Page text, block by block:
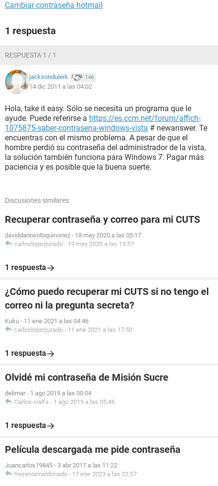
Cambiar contraseña hotmail
1 respuesta
RESPUESTA 1 / 1
jacksondulerk 146
14 dic 2011 a las 04:02
Hola, take it easy. Sólo se necesita un programa que le
ayude. Puede referirse a https://es.ccm.net/forum/affich-
1075875-saber-contrasena-windows-vista # newanswer. Te
encuentras con el mismo problema. A pesar de que el
hombre perdió su contraseña del administrador de la vista,
la solución también funciona para Windows 7. Pagar más
paciencia y es posible que la buena suerte.
Discusiones similares
Recuperar contraseña y correo para mi CUTS
daviddariosotoquinonez - 18 may 2020 a las 05:17
carloslopezjurado - 19 may 2020 a las 15:57
1 respuesta
¿Cómo puedo recuperar mi CUTS si no tengo el
correo ni la pregunta secreta?
Kuku - 11 ene 2021 a las 04:46
carloslopezjurado - 11 ene 2021 a las 17:50
1 respuesta
Olvidé mi contraseña de Misión Sucre
delimar - 1 ago 2019 a las 00:04
Carlos-vialfa - 1 ago 2019 a las 05:46
1 respuesta
Película descargada me pide contraseña
Juancarlos19845 - 3 abr 2017 a las 11:22
Yeseniamaldonado - 17 ene 2023 a las 22:57